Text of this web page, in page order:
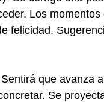
Los
felicidad.
que avanza
Se